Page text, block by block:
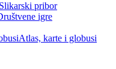
pribor
igre
Atlas, karte i globusi